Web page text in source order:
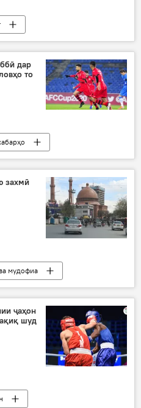
дар
то
арзиш
футбол
захмӣ
мудофиа
ҷаҳон
шуд